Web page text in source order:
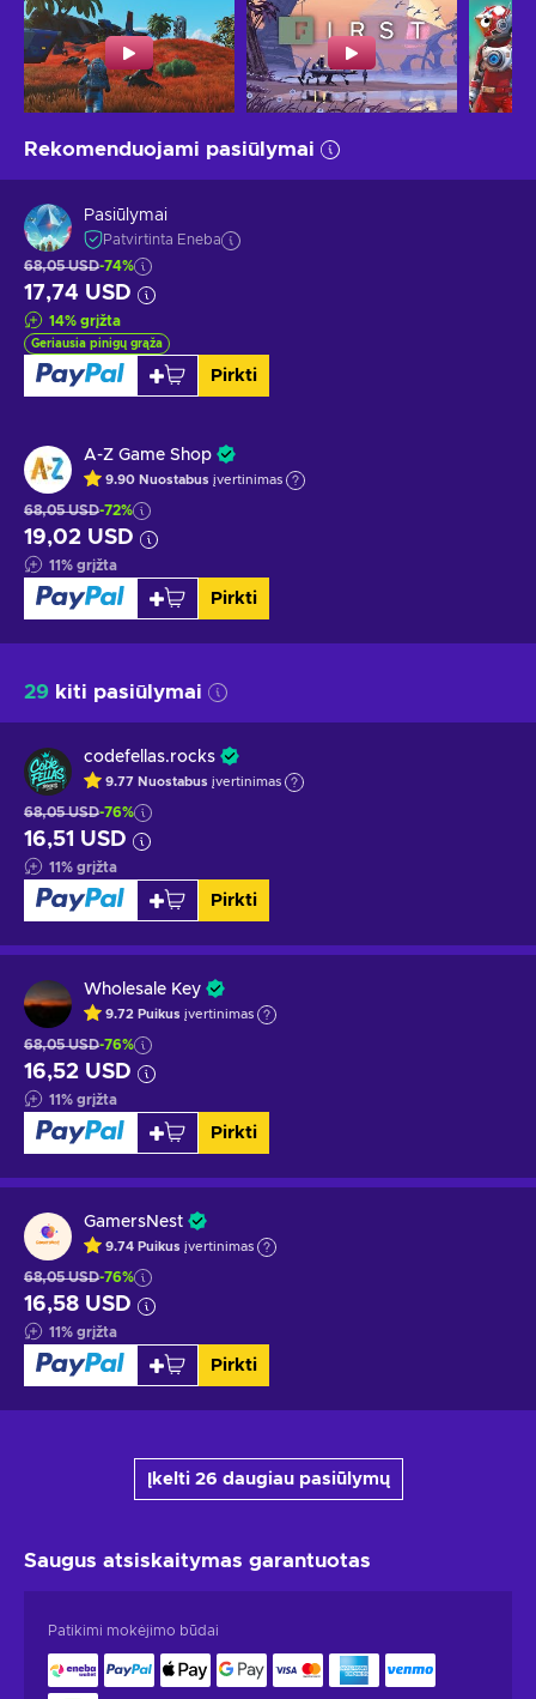
Rekomenduojami pasiūlymai
Pasiūlymai
Patvirtinta Eneba
68,05 USD-74%
17,74 USD
14% grįžta
Geriausia pinigų grąža
Pirkti
A-Z Game Shop
9.90 Nuostabus įvertinimas
68,05 USD-72%
19,02 USD
11% grįžta
Pirkti
29 kiti pasiūlymai
codefellas.rocks
9.77 Nuostabus įvertinimas
68,05 USD-76%
16,51 USD
11% grįžta
Pirkti
Wholesale Key
9.72 Puikus įvertinimas
68,05 USD-76%
16,52 USD
11% grįžta
Pirkti
GamersNest
9.74 Puikus įvertinimas
68,05 USD-76%
16,58 USD
11% grįžta
Pirkti
Įkelti 26 daugiau pasiūlymų
Saugus atsiskaitymas garantuotas
Patikimi mokėjimo būdai